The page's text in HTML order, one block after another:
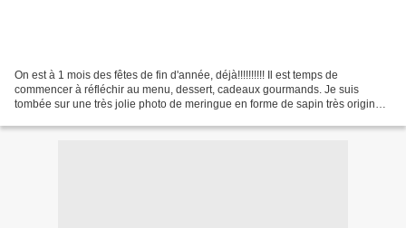
On est à 1 mois des fêtes de fin d'année, déjà!!!!!!!!!! Il est temps de
commencer à réfléchir au menu, dessert, cadeaux gourmands. Je suis
tombée sur une très jolie photo de meringue en forme de sapin très originale